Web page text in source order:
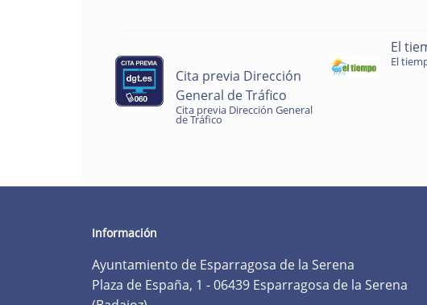
Cita previa Dirección
General de Tráfico
Cita previa Dirección General
de Tráfico
El
El
Información
Ayuntamiento de Esparragosa de la Serena
Plaza de España, 1 - 06439 Esparragosa de la Serena